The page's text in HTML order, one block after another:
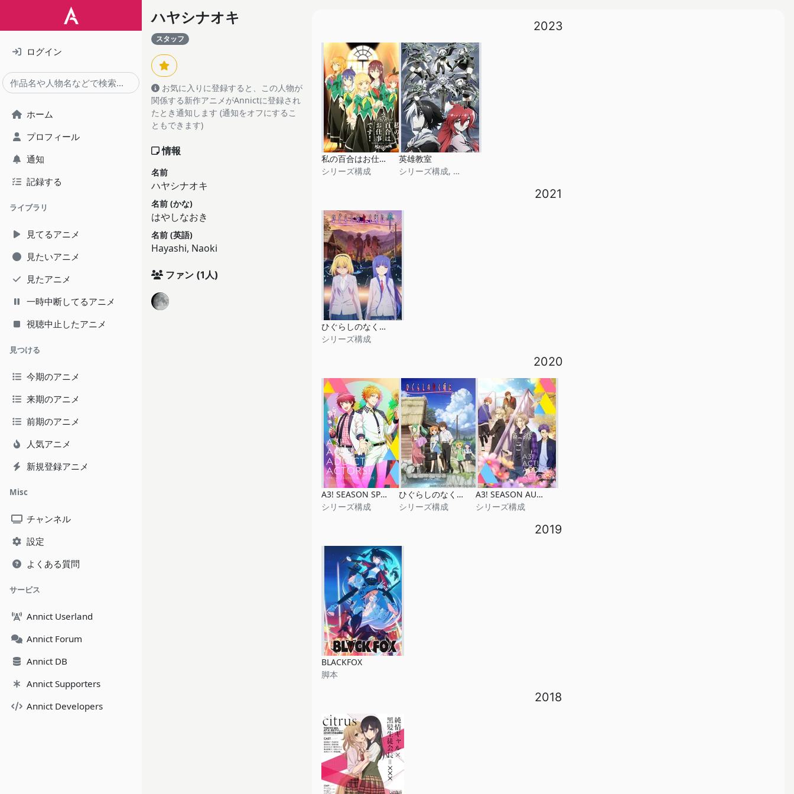
ログイン
ホーム
プロフィール
通知
記録する
ライブラリ
見てるアニメ
見たいアニメ
見たアニメ
一時中断してるアニメ
視聴中止したアニメ
見つける
今期のアニメ
来期のアニメ
前期のアニメ
人気アニメ
新規登録アニメ
Misc
チャンネル
設定
よくある質問
サービス
Annict Userland
Annict Forum
Annict DB
Annict Supporters
Annict Developers
ハヤシナオキ
スタッフ
お気に入りに登録すると、この人物が
関係する新作アニメがAnnictに登録され
たとき通知します (通知をオフにするこ
ともできます)
情報
名前
ハヤシナオキ
名前 (かな)
はやしなおき
名前 (英語)
Hayashi, Naoki
ファン (1人)
2023
私の百合はお仕事です！
シリーズ構成
英雄教室
シリーズ構成, 脚本
2021
ひぐらしのなく頃に卒
シリーズ構成
2020
A3! SEASON SPRING & SUMMER
シリーズ構成
ひぐらしのなく頃に業
シリーズ構成
A3! SEASON AUTUMN & WINTER
シリーズ構成
2019
BLACKFOX
脚本
2018